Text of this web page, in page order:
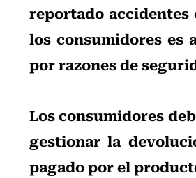
reportado accidentes
los consumidores es
por razones de
Los consumidores
gestionar la
pagado por el